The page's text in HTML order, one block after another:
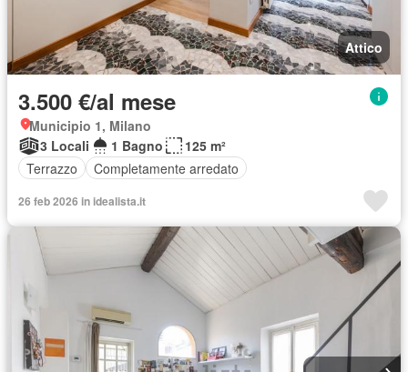
Attico
3.500 €/al mese
Municipio 1, Milano
3 Locali
1 Bagno
125 m²
Terrazzo
Completamente arredato
26 feb 2026 in idealista.it